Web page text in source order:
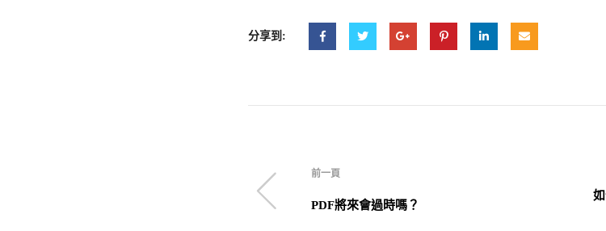
分享到:
前一頁
PDF將來會過時嗎？